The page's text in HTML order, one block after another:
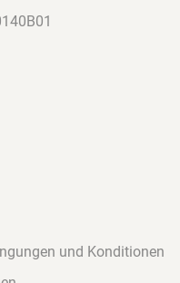
und Konditionen